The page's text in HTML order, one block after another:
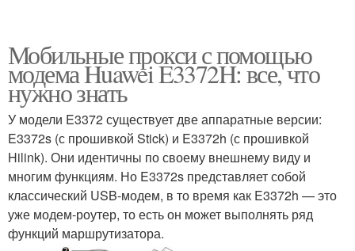
Мобильные прокси с помощью
модема Huawei E3372H: все, что
нужно знать
У модели E3372 существует две аппаратные версии:
E3372s (с прошивкой Stick) и E3372h (с прошивкой
Hilink). Они идентичны по своему внешнему виду и
многим функциям. Но E3372s представляет собой
классический USB-модем, в то время как E3372h — это
уже модем-роутер, то есть он может выполнять ряд
функций маршрутизатора.